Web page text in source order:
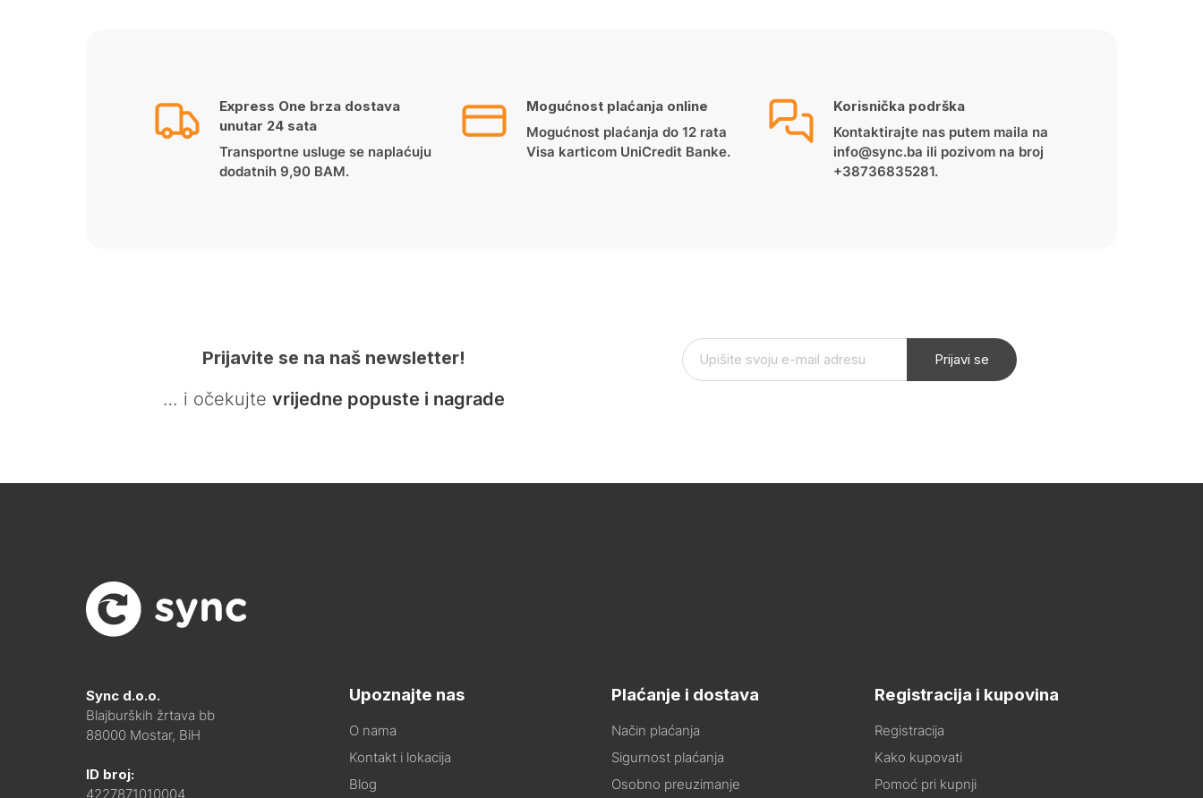
Express One brza dostava
unutar 24 sata
Transportne usluge se naplaćuju
dodatnih 9,90 BAM.
Mogućnost plaćanja online
Mogućnost plaćanja do 12 rata
Visa karticom UniCredit Banke.
Korisnička podrška
Kontaktirajte nas putem maila na
info@sync.ba ili pozivom na broj
+38736835281.
Prijavite se na naš newsletter!
… i očekujte vrijedne popuste i nagrade
Prijavi se
Sync d.o.o.
Blajburških žrtava bb
88000 Mostar, BiH
ID broj:
4227871010004
Upoznajte nas
O nama
Kontakt i lokacija
Blog
Plaćanje i dostava
Način plaćanja
Sigurnost plaćanja
Osobno preuzimanje
Registracija i kupovina
Registracija
Kako kupovati
Pomoć pri kupnji